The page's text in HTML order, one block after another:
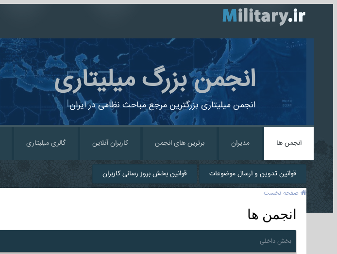
انجمن بزرگ میلیتاری
انجمن میلیتاری بزرگترین مرجع مباحث نظامی در ایران
انجمن ها مدیران برترین های انجمن کاربران آنلاین گالری میلیتاری
قوانین تدوین و ارسال موضوعات قوانین بخش بروز رسانی کاربران
صفحه نخست
انجمن ها
بخش داخلی